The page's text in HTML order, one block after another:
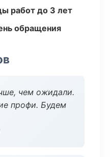
работ до 3 лет
обращения
чем ожидали.
профи. Будем